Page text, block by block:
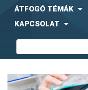
ÁTFOGÓ TÉMÁK
KAPCSOLAT